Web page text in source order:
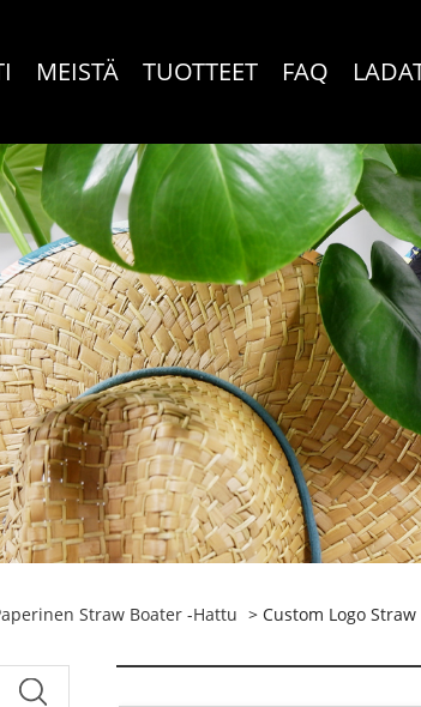
MEISTÄ TUOTTEET FAQ
Straw Boater -hattu > Custom Logo